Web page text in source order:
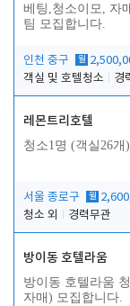
베팅,청소이모, 자
팀 모집합니다.
인천 중구 월
객실 및 호텔청소
경
레몬트리호텔
청소1명 (객실26개)
서울 종로구 월
청소 외
경력무관
방이동 호텔라움
방이동 호텔라움
자매) 모집합니다.